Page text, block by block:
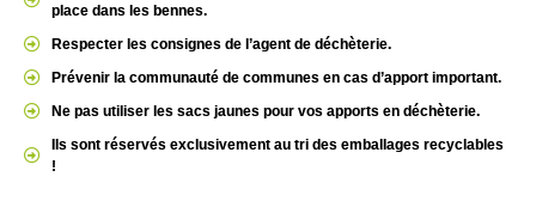
place dans les bennes.
Respecter les consignes de l’agent de déchèterie.
Prévenir la communauté de communes en cas d’apport important.
Ne pas utiliser les sacs jaunes pour vos apports en déchèterie.
Ils sont réservés exclusivement au tri des emballages recyclables
!